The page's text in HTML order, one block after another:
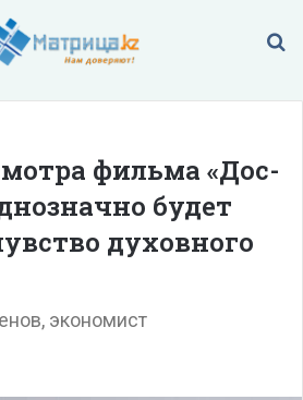
фильма «Дос-
будет
духовного
экономист